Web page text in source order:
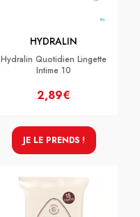
HYDRALIN
Hydralin Quotidien Lingette
Intime 10
2,89€
JE LE PRENDS !